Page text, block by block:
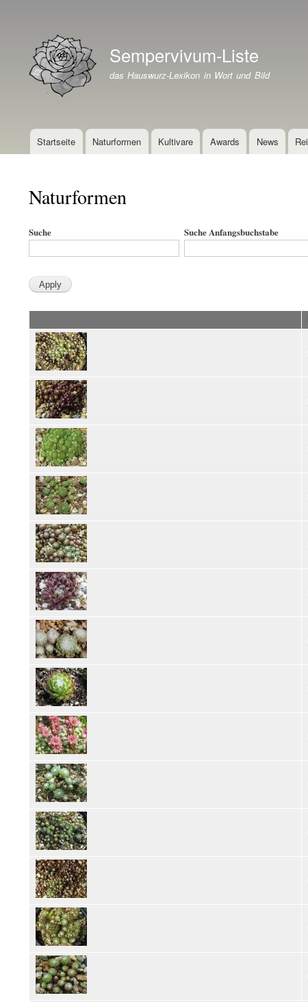
Branding der WebsiteSempervivum-Liste
das Hauswurz-Lexikon in Wort und Bild
Hauptnavigation
Startseite Naturformen Kultivare Awards News
Naturformen
Suche Suche Anfangsbuchstabe